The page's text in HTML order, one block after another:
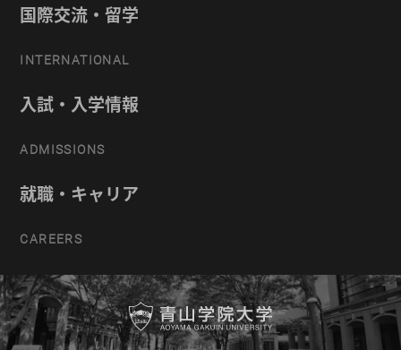
国際交流・留学
INTERNATIONAL
入試・入学情報
ADMISSIONS
就職・キャリア
CAREERS